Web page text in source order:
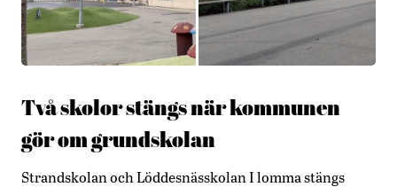
Två skolor stängs när kommunen
gör om grundskolan
Strandskolan och Löddesnässkolan I lomma stängs